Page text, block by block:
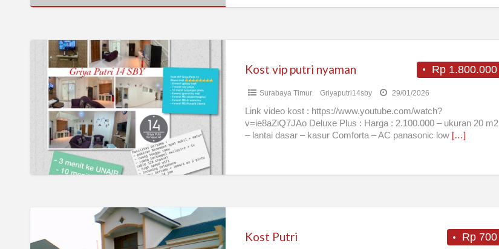
putri
nyaman
Rp 1.800.000
Kost vip putri nyaman
Surabaya Timur Griyaputri14sby 29/01/2026
Link video kost : https://www.youtube.com/watch?
v=ie8aZiQ7JAo Deluxe Plus : Harga : 2.100.000 – ukuran 20 m2
– lantai dasar – kasur Comforta – AC panasonic low […]
Rp 700
Kost Putri